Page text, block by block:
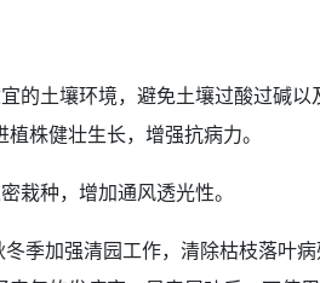
的土壤环境，避免土壤过酸过碱
株健壮生长，增强抗病力。
栽种，增加通风透光性。
季加强清园工作，清除枯枝落叶